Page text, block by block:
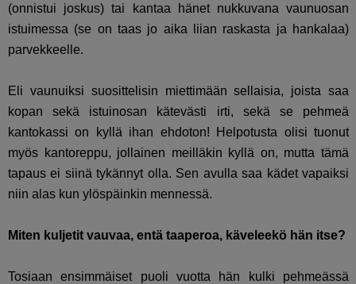
(onnistui joskus) tai kantaa hänet nukkuvana vaunuosan
istuimessa (se on taas jo aika liian raskasta ja hankalaa)
parvekkeelle.
Eli vaunuiksi suosittelisin miettimään sellaisia, joista saa
kopan sekä istuinosan kätevästi irti, sekä se pehmeä
kantokassi on kyllä ihan ehdoton! Helpotusta olisi tuonut
myös kantoreppu, jollainen meilläkin kyllä on, mutta tämä
tapaus ei siinä tykännyt olla. Sen avulla saa kädet vapaiksi
niin alas kun ylöspäinkin mennessä.
Miten kuljetit vauvaa, entä taaperoa, käveleekö hän itse?
Tosiaan ensimmäiset puoli vuotta hän kulki pehmeässä